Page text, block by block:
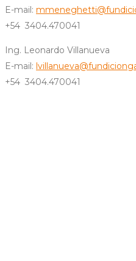
E-mail:
+54 3404.470041
Ing. Leonardo Villanueva
E-mail:
+54 3404.470041